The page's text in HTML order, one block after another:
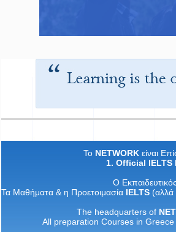
Το NETWORKείναι
1. Official
Ο Εκπαιδευτικός
Τα Mαθήματα & η Προετοιμασία IELTS (αλλά
The headquarters of
All preparation Courses in